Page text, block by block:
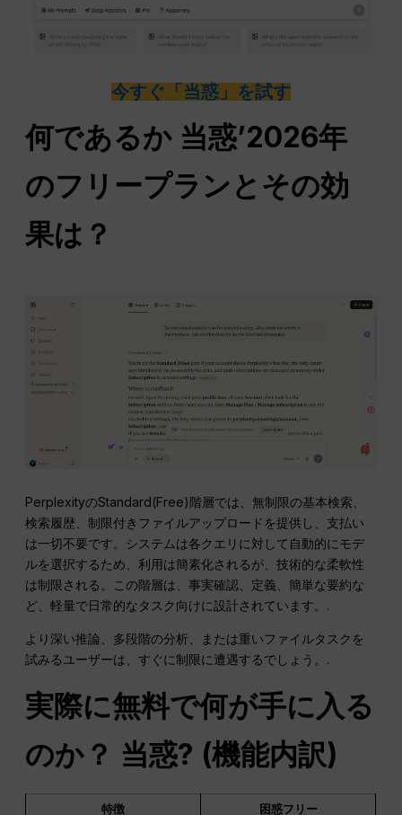
今すぐ「当惑」を試す
何であるか 当惑’2026年
のフリープランとその効
果は？
PerplexityのStandard(Free)階層では、無制限の基本検索、
検索履歴、制限付きファイルアップロードを提供し、支払い
は一切不要です。システムは各クエリに対して自動的にモデ
ルを選択するため、利用は簡素化されるが、技術的な柔軟性
は制限される。この階層は、事実確認、定義、簡単な要約な
ど、軽量で日常的なタスク向けに設計されています。.
より深い推論、多段階の分析、または重いファイルタスクを
試みるユーザーは、すぐに制限に遭遇するでしょう。.
実際に無料で何が手に入る
のか？ 当惑? (機能内訳)
特徴 困惑フリー